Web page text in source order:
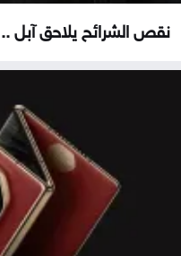
نقص الشرائح يلاحق آبل ..